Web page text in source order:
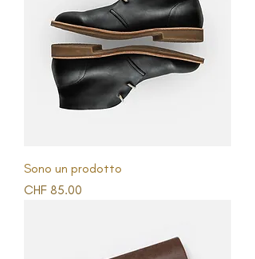
Sono un prodotto
Prezzo
CHF 85.00